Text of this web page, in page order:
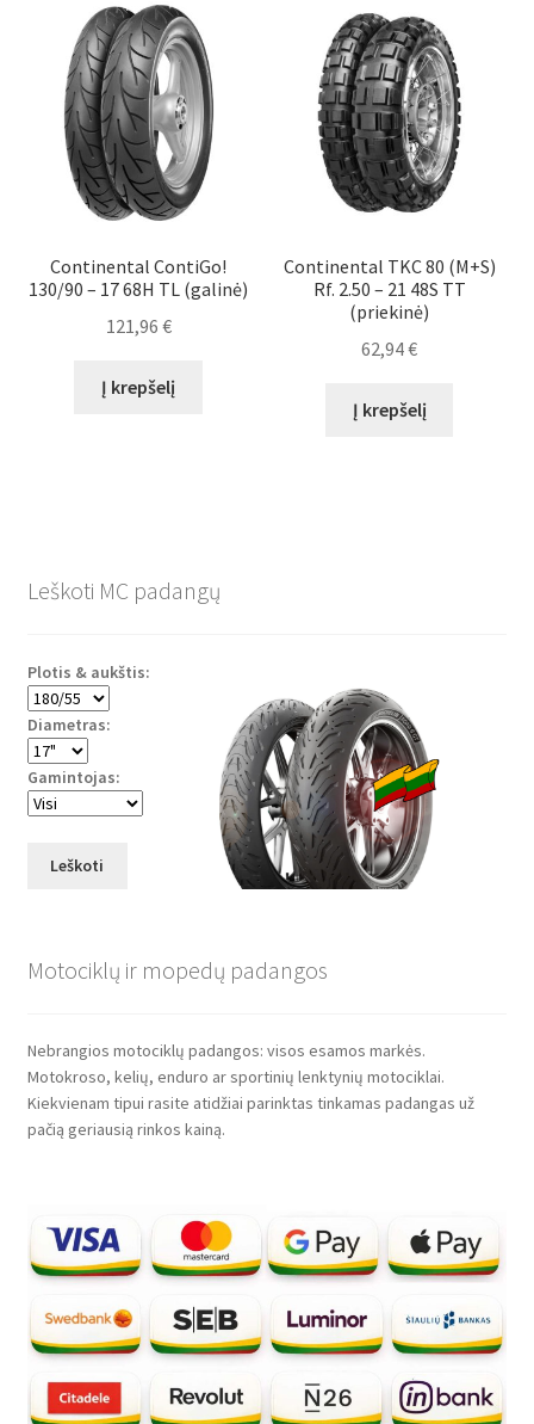
Continental ContiGo!
130/90 – 17 68H TL (galinė)
121,96 €
Į krepšelį
Continental TKC 80 (M+S)
Rf. 2.50 – 21 48S TT
(priekinė)
62,94€
Į krepšelį
Leškoti MC padangų
Plotis & aukštis:
Diametras:
Gamintojas:
Leškoti
Motociklų ir mopedų padangos
Nebrangios motociklų padangos: visos esamos markės.
Motokroso, kelių, enduro ar sportinių lenktynių motociklai.
Kiekvienam tipui rasite atidžiai parinktas tinkamas padangas už
pačią geriausią rinkos kainą.